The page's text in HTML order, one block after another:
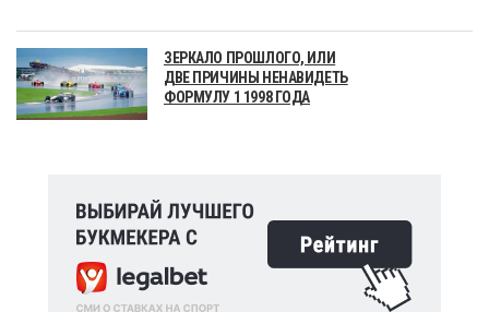
ЗЕРКАЛО ПРОШЛОГО, ИЛИ
ДВЕ ПРИЧИНЫ НЕНАВИДЕТЬ
ФОРМУЛУ 1 1998 ГОДА